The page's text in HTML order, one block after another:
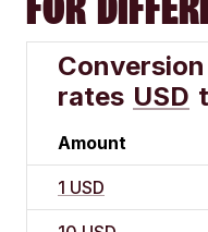
Conversion
rates USD
Amount
1 USD